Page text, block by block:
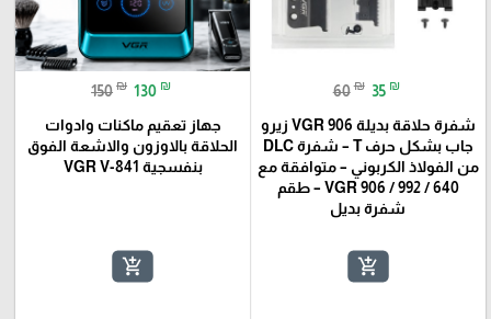
60 ₪ 35 ₪
شفرة حلاقة بديلة VGR 906 زيرو
جاب بشكل حرف T – شفرة DLC
من الفولاذ الكربوني – متوافقة مع
VGR 906 / 992 / 640 – طقم
شفرة بديل
add_shopping_cart
150 ₪ 130 ₪
جهاز تعقيم ماكنات وادوات
الحلاقة بالاوزون والاشعة الفوق
بنفسجية VGR V-841
add_shopping_cart